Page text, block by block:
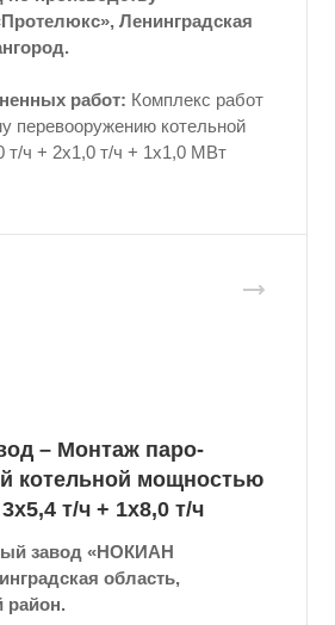
Ленинградская
работ: Комплекс работ
перевооружению котельной
т/ч + 2х1,0 т/ч + 1х1,0 МВт
– Монтаж паро-
котельной мощностью
т/ч + 1x8,0 т/ч
завод «НОКИАН
область,
район.